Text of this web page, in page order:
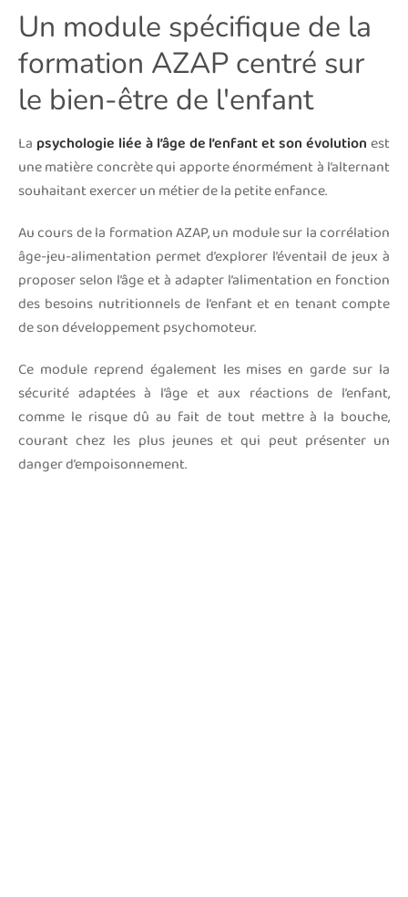
Un module spécifique de la
formation AZAP centré sur
le bien-être de l'enfant
La psychologie liée à l’âge de l’enfant et son évolution est
une matière concrète qui apporte énormément à l’alternant
souhaitant exercer un métier de la petite enfance.
Au cours de la formation AZAP, un module sur la corrélation
âge-jeu-alimentation permet d’explorer l’éventail de jeux à
proposer selon l’âge et à adapter l’alimentation en fonction
des besoins nutritionnels de l’enfant et en tenant compte
de son développement psychomoteur.
Ce module reprend également les mises en garde sur la
sécurité adaptées à l’âge et aux réactions de l’enfant,
comme le risque dû au fait de tout mettre à la bouche,
courant chez les plus jeunes et qui peut présenter un
danger d’empoisonnement.